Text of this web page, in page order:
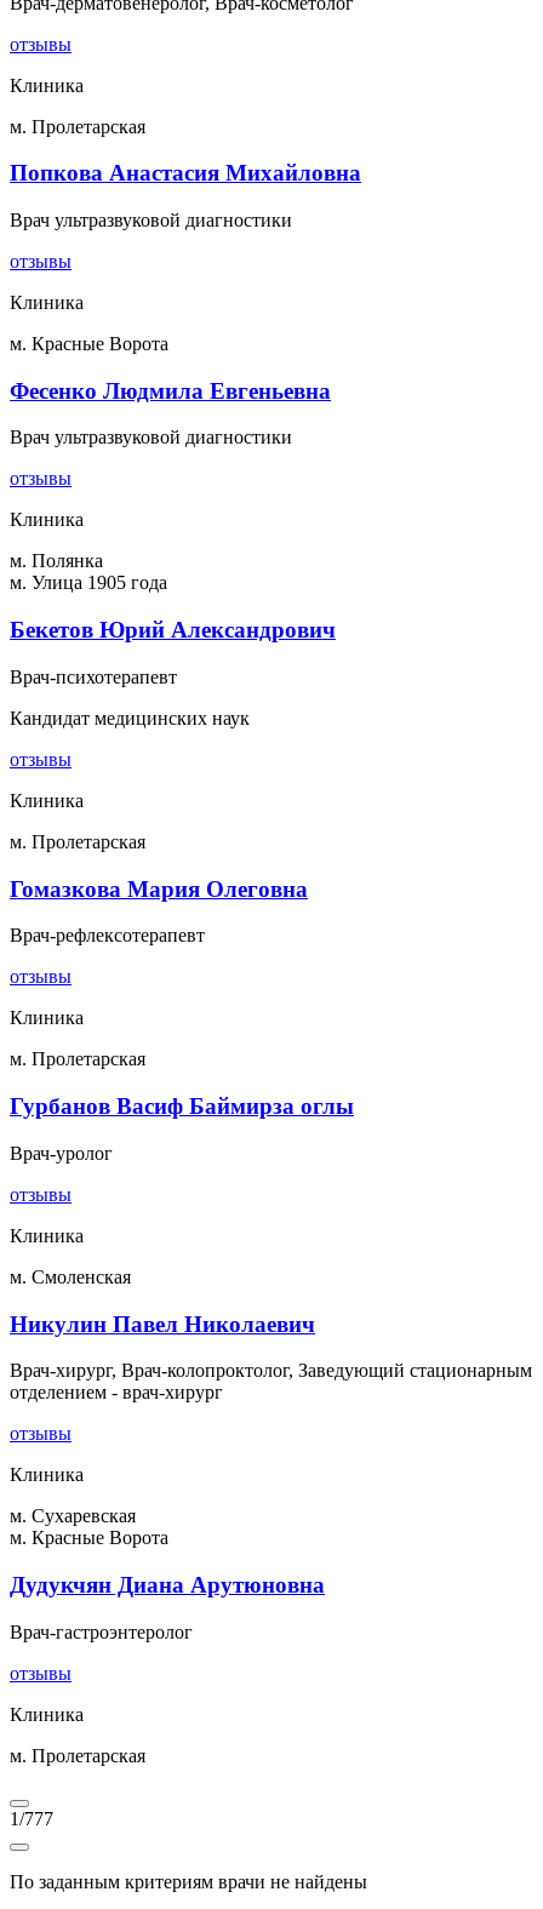
отзывы
Клиника
м. Пролетарская
Попкова Анастасия Михайловна
Врач ультразвуковой диагностики
отзывы
Клиника
м. Красные Ворота
Фесенко Людмила Евгеньевна
Врач ультразвуковой диагностики
отзывы
Клиника
м. Полянка
м. Улица 1905 года
Бекетов Юрий Александрович
Врач-психотерапевт
Кандидат медицинских наук
отзывы
Клиника
м. Пролетарская
Гомазкова Мария Олеговна
Врач-рефлексотерапевт
отзывы
Клиника
м. Пролетарская
Гурбанов Васиф Баймирза оглы
Врач-уролог
отзывы
Клиника
м. Смоленская
Никулин Павел Николаевич
Врач-хирург, Врач-колопроктолог, Заведующий стационарным
отделением - врач-хирург
отзывы
Клиника
м. Сухаревская
м. Красные Ворота
Дудукчян Диана Арутюновна
Врач-гастроэнтеролог
отзывы
Клиника
м. Пролетарская
1/777
По заданным критериям врачи не найдены